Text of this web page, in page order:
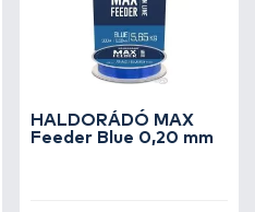
HALDORÁDÓ MAX
Feeder Blue 0,20 mm